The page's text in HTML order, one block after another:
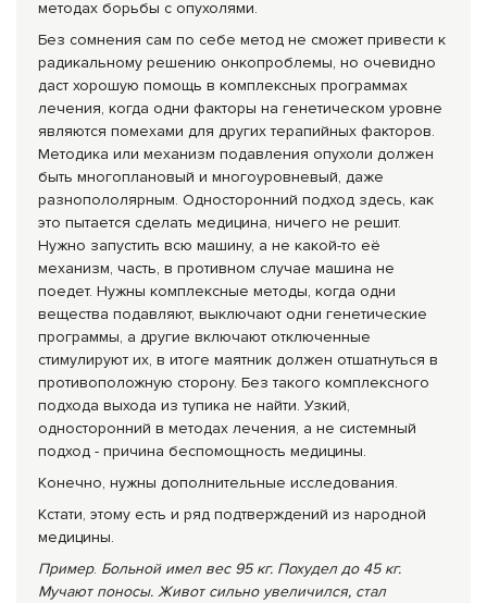
методах борьбы с опухолями.
Без сомнения сам по себе метод не сможет привести к
радикальному решению онкопроблемы, но очевидно
даст хорошую помощь в комплексных программах
лечения, когда одни факторы на генетическом уровне
являются помехами для других терапийных факторов.
Методика или механизм подавления опухоли должен
быть многоплановый и многоуровневый, даже
разнопололярным. Односторонний подход здесь, как
это пытается сделать медицина, ничего не решит.
Нужно запустить всю машину, а не какой-то её
механизм, часть, в противном случае машина не
поедет. Нужны комплексные методы, когда одни
вещества подавляют, выключают одни генетические
программы, а другие включают отключенные
стимулируют их, в итоге маятник должен отшатнуться в
противоположную сторону. Без такого комплексного
подхода выхода из тупика не найти. Узкий,
односторонний в методах лечения, а не системный
подход - причина беспомощность медицины.
Конечно, нужны дополнительные исследования.
Кстати, этому есть и ряд подтверждений из народной
медицины.
Пример. Больной имел вес 95 кг. Похудел до 45 кг.
Мучают поносы. Живот сильно увеличился, стал